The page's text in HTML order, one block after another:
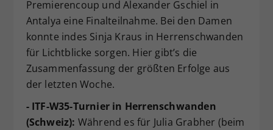
Premierencoup und Alexander Gschiel in
Antalya eine Finalteilnahme. Bei den Damen
konnte indes Sinja Kraus in Herrenschwanden
für Lichtblicke sorgen. Hier gibt’s die
Zusammenfassung der größten Erfolge aus
der letzten Woche.
- ITF-W35-Turnier in Herrenschwanden
(Schweiz): Während es für Julia Grabher (beim